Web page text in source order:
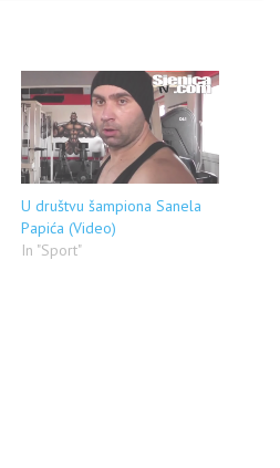
U društvu šampiona Sanela
Papića (Video)
In "Sport"